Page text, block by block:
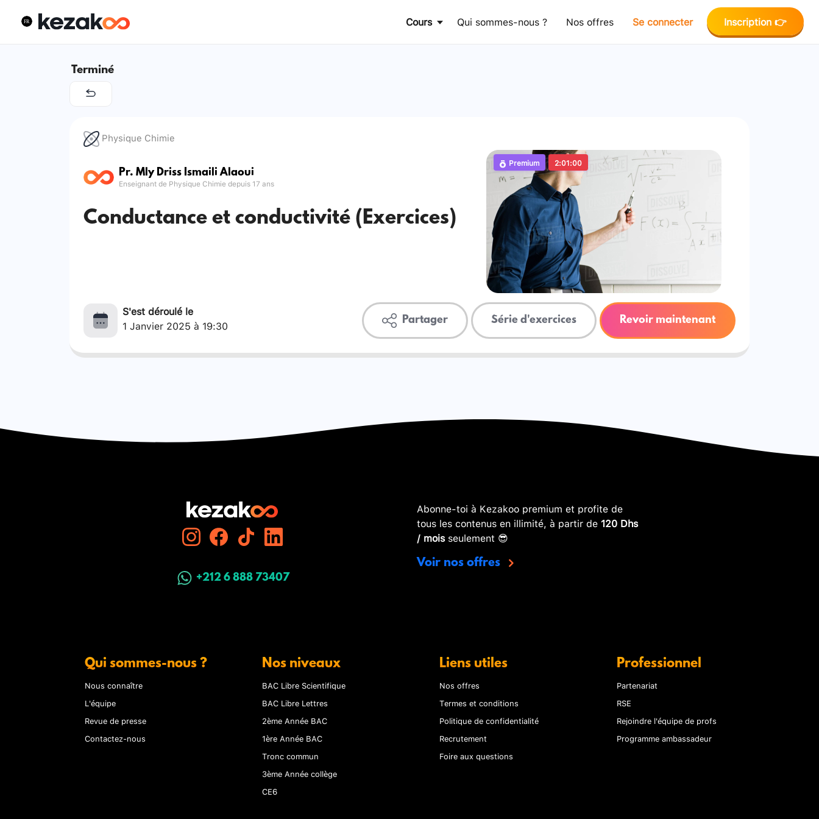
Cours Qui sommes-nous ? Nos offres Se connecter Inscription 👉
Terminé
Physique Chimie
Pr. Mly Driss Ismaili Alaoui
Enseignant de Physique Chimie depuis 17 ans
Conductance et conductivité (Exercices)
Premium 2:01:00
S'est déroulé le
1 Janvier 2025 à 19:30
Partager Série d'exercices Revoir maintenant
+212 6 888 73407
Abonne-toi à Kezakoo premium et profite de
tous les contenus en illimité, à partir de 120 Dhs
/ moisseulement 😎
Voir nos offres
Qui sommes-nous ?
Nous connaître
L'équipe
Revue de presse
Contactez-nous
Nos niveaux
BAC Libre Scientifique
BAC Libre Lettres
2ème Année BAC
1ère Année BAC
Tronc commun
3ème Année collège
CE6
Liens utiles
Nos offres
Termes et conditions
Politique de confidentialité
Recrutement
Foire aux questions
Professionnel
Partenariat
RSE
Rejoindre l'équipe de profs
Programme ambassadeur